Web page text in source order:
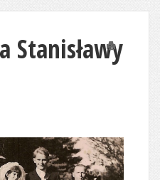
Stanisławy
Drukuj